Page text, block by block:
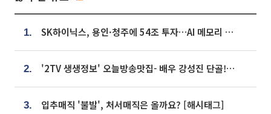
1. SK하이닉스, 용인·청주에 54조 투자…AI 메모리 생산기지 키운다
2. '2TV 생생정보' 오늘방송맛집- 배우 강성진 단골! 쌀국수ㆍ푸팟퐁 커리 맛집 '블○○○'
3. 입추매직 '불발', 처서매직은 올까요? [해시태그]